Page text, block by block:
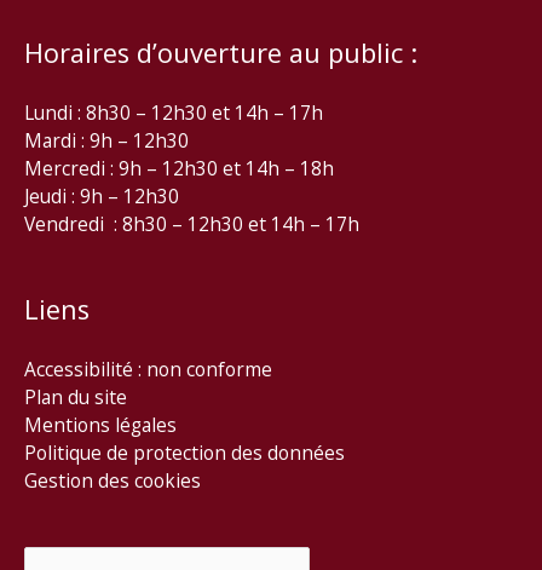
Horaires d’ouverture au public :
Lundi : 8h30 – 12h30 et 14h – 17h
Mardi : 9h – 12h30
Mercredi : 9h – 12h30 et 14h – 18h
Jeudi : 9h – 12h30
Vendredi : 8h30 – 12h30 et 14h – 17h
Liens
Accessibilité : non conforme
Plan du site
Mentions légales
Politique de protection des données
Gestion des cookies